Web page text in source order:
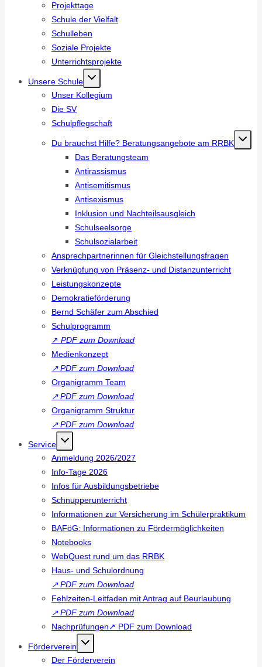
Projekttage
Schule der Vielfalt
Schulleben
Soziale Projekte
Unterrichtsprojekte
Unsere Schule
Unser Kollegium
Die SV
Schulpflegschaft
Du brauchst Hilfe? Beratungsangebote am RRBK
Das Beratungsteam
Antirassismus
Antisemitismus
Antisexismus
Inklusion und Nachteilsausgleich
Schulseelsorge
Schulsozialarbeit
Ansprechpartnerinnen für Gleichstellungsfragen
Verknüpfung von Präsenz- und Distanzunterricht
Leistungskonzepte
Demokratieförderung
Bernd Schäfer zum Abschied
Schulprogramm
↗ PDF zum Download
Medienkonzept
↗ PDF zum Download
Organigramm Team
↗ PDF zum Download
Organigramm Struktur
↗ PDF zum Download
Service
Anmeldung 2026/2027
Info-Tage 2026
Infos für Ausbildungsbetriebe
Schnupperunterricht
Informationen zur Versicherung im Schülerpraktikum
BAFöG: Informationen zu Fördermöglichkeiten
Notebooks
WebQuest rund um das RRBK
Haus- und Schulordnung
↗ PDF zum Download
Fehlzeiten-Leitfaden mit Antrag auf Beurlaubung
↗ PDF zum Download
Nachprüfungen↗ PDF zum Download
Förderverein
Der Förderverein